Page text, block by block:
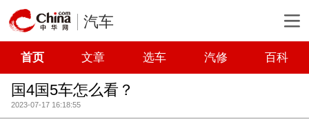
汽车
首页 文章 选车 汽修 百科
国4国5车怎么看？
2023-07-17 16:18:55